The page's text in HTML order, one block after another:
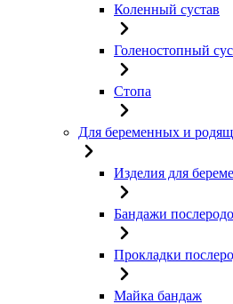
Коленный сустав
Голеностопный
Стопа
Для беременных и
Изделия для
Бандажи
Прокладки
Майка бандаж